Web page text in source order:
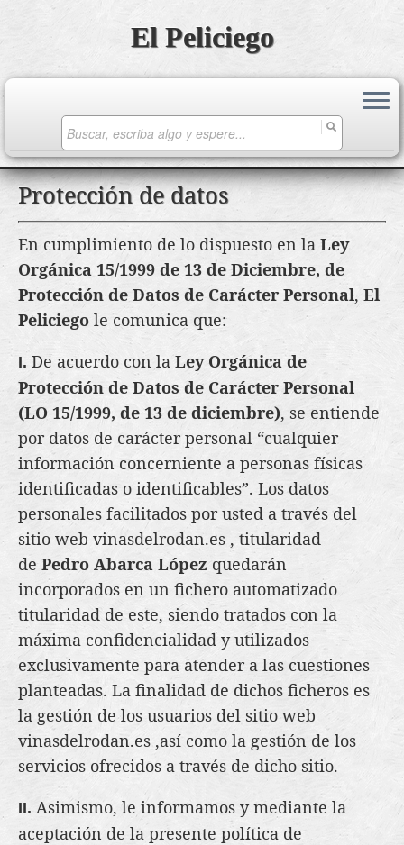
Saltar
contenido
El Peliciego
Protección de datos
En cumplimiento de lo dispuesto en la Ley
Orgánica 15/1999 de 13 de Diciembre, de
Protección de Datos de Carácter Personal, El
Peliciego le comunica que:
I. De acuerdo con la Ley Orgánica de
Protección de Datos de Carácter Personal
(LO 15/1999, de 13 de diciembre), se entiende
por datos de carácter personal “cualquier
información concerniente a personas físicas
identificadas o identificables”. Los datos
personales facilitados por usted a través del
sitio web vinasdelrodan.es , titularidad
de Pedro Abarca López quedarán
incorporados en un fichero automatizado
titularidad de este, siendo tratados con la
máxima confidencialidad y utilizados
exclusivamente para atender a las cuestiones
planteadas. La finalidad de dichos ficheros es
la gestión de los usuarios del sitio web
vinasdelrodan.es ,así como la gestión de los
servicios ofrecidos a través de dicho sitio.
II. Asimismo, le informamos y mediante la
aceptación de la presente política de